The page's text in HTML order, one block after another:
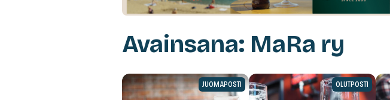
Avainsana: MaRa ry
JUOMAPOSTI OLUTPOSTI